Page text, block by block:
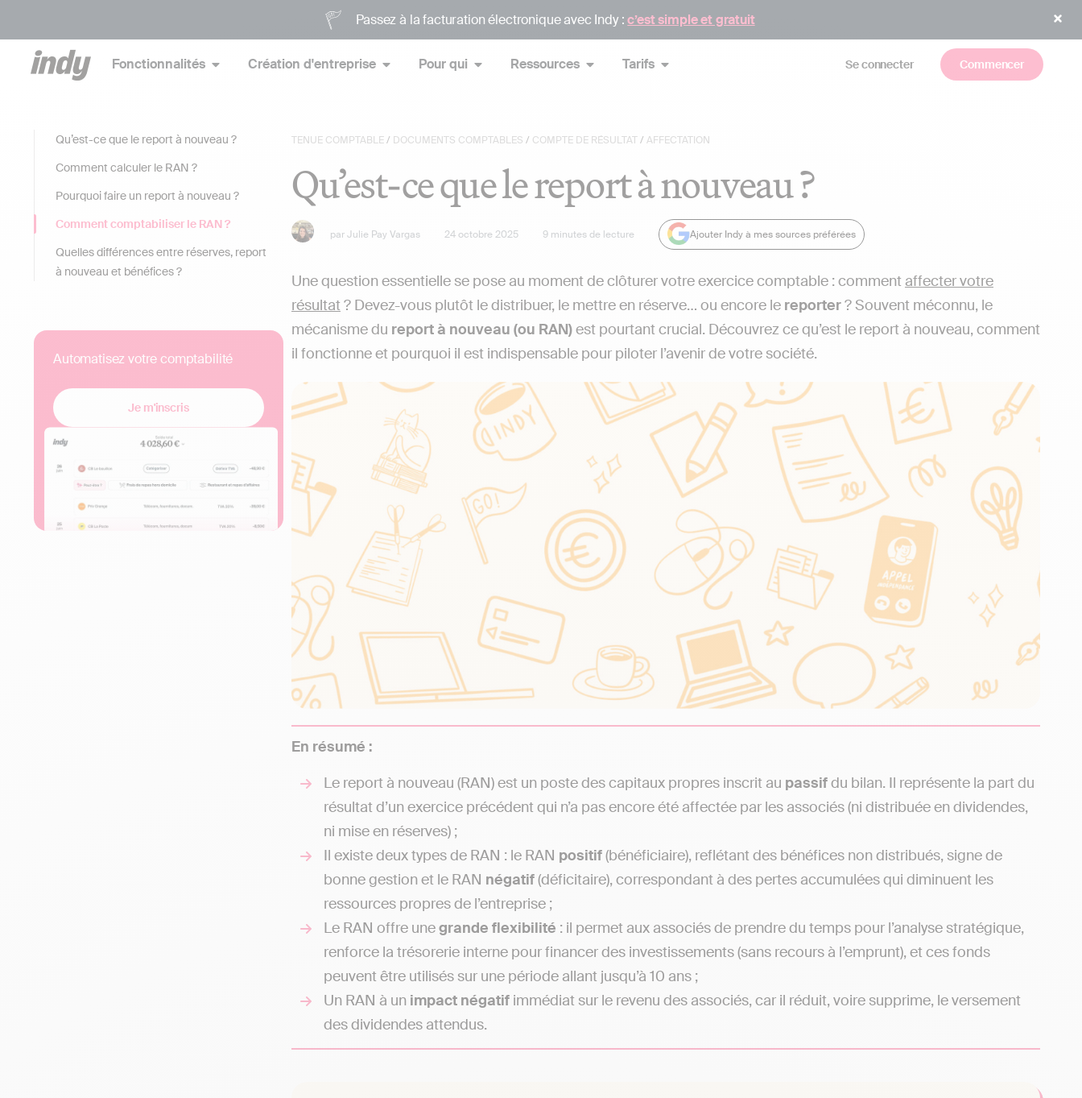
Passez à la facturation électronique avec Indy :c’est simple et gratuit
Fonctionnalités Création d'entreprise Pour qui Ressources Tarifs Se connecter Commencer
TENUE COMPTABLE/ DOCUMENTS COMPTABLES / COMPTE DE RÉSULTAT/ AFFECTATION
Qu’est-ce que le report à nouveau ?
parJulie Pay Vargas 24 octobre 2025 9 minutes de lecture Ajouter Indy à mes sources préférées
Une question essentielle se pose au moment de clôturer votre exercice comptable : comment affecter votre
résultat ? Devez-vous plutôt le distribuer, le mettre en réserve… ou encore le reporter? Souvent méconnu, le
mécanisme du report à nouveau (ou RAN)est pourtant crucial. Découvrez ce qu’est le report à nouveau, comment
il fonctionne et pourquoi il est indispensable pour piloter l’avenir de votre société.
En résumé :
Le report à nouveau (RAN) est un poste des capitaux propres inscrit au passifdu bilan. Il représente la part du
résultat d’un exercice précédent qui n’a pas encore été affectée par les associés (ni distribuée en dividendes,
ni mise en réserves) ;
Il existe deux types de RAN : le RAN positif(bénéficiaire), reflétant des bénéfices non distribués, signe de
bonne gestion et le RAN négatif(déficitaire), correspondant à des pertes accumulées qui diminuent les
ressources propres de l’entreprise ;
Le RAN offre unegrande flexibilité : il permet aux associés de prendre du temps pour l’analyse stratégique,
renforce la trésorerie interne pour financer des investissements (sans recours à l’emprunt), et ces fonds
peuvent être utilisés sur une période allant jusqu’à 10 ans ;
Un RAN à un impact négatif immédiat sur le revenu des associés, car il réduit, voire supprime, le versement
des dividendes attendus.
Qu’est-ce que le report à nouveau ?
Comment calculer le RAN ?
Pourquoi faire un report à nouveau ?
Comment comptabiliser le RAN ?
Quelles différences entre réserves, report
à nouveau et bénéfices ?
Automatisez votre comptabilité
Je m'inscris